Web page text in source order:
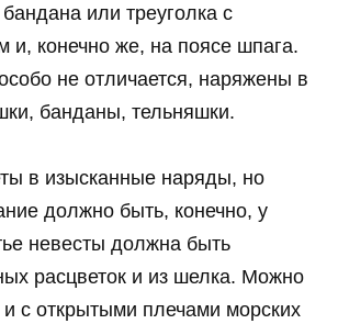
или треуголка с
и, конечно же, на поясе шпага.
не отличается, наряжены в
банданы, тельняшки.
в изысканные наряды, но
должно быть, конечно, у
невесты должна быть
расцветок и из шелка. Можно
и с открытыми плечами морских